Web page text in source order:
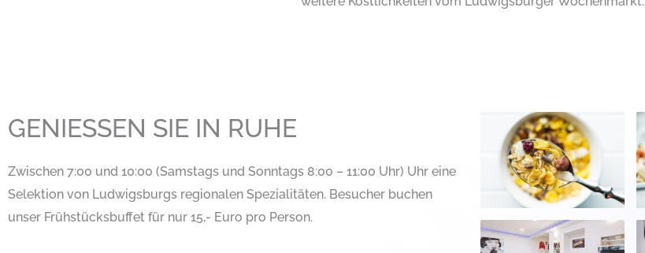
GENIESSEN SIE IN RUHE
Zwischen 7:00 und 10:00 (Samstags und Sonntags 8:00 – 11:00 Uhr) Uhr eine
Selektion von Ludwigsburgs regionalen Spezialitäten. Besucher buchen
unser Frühstücksbuffet für nur 15,- Euro pro Person.